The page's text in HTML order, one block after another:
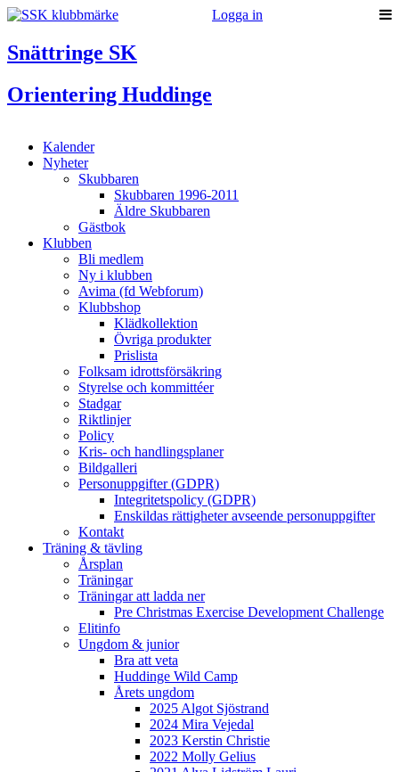
Logga in
Snättringe SK
Orientering Huddinge
Kalender
Nyheter
Skubbaren
Skubbaren 1996-2011
Äldre Skubbaren
Gästbok
Klubben
Bli medlem
Ny i klubben
Avima (fd Webforum)
Klubbshop
Klädkollektion
Övriga produkter
Prislista
Folksam idrottsförsäkring
Styrelse och kommittéer
Stadgar
Riktlinjer
Policy
Kris- och handlingsplaner
Bildgalleri
Personuppgifter (GDPR)
Integritetspolicy (GDPR)
Enskildas rättigheter avseende personuppgifter
Kontakt
Träning & tävling
Årsplan
Träningar
Träningar att ladda ner
Pre Christmas Exercise Development Challenge
Elitinfo
Ungdom & junior
Bra att veta
Huddinge Wild Camp
Årets ungdom
2025 Algot Sjöstrand
2024 Mira Vejedal
2023 Kerstin Christie
2022 Molly Gelius